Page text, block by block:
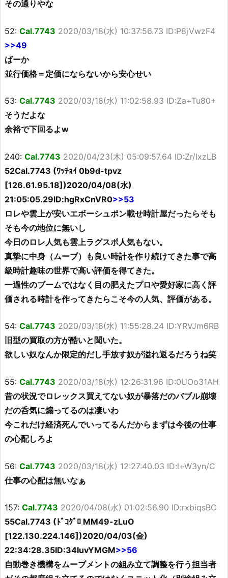
その通りやな
52: Cal.7743 2020/03/18(水) 10:37:56.73 ID:P8jVwzF4
>>49
ばーか
並行価格＝定価にならないから安心せい
53: Cal.7743 2020/03/18(水) 11:02:58.93 ID:Za+Tu80+
そうだよな
余裕で下回るよw
240: Cal.7743 2020/04/23(木) 05:09:57.64 ID:Zr/IxzLB
52Cal.7743 (ﾜｯﾁｮｲ 0b9d-tpvz
[126.61.95.18])2020/04/08(水)
21:05:05.29ID:hgRxCnVR0>>53
ロレや雲上が安いエボーシュポン載せ時計屋だったらそも
そも今の地位に無いし
今日のロレ人気も雲上ラグスポ人気もない。
真摯に中身（ムーブ）も良い時計を作り続けてきた事で高
級時計趣味の世界で高い評価を得てきた。
一過性のブームではなく目の肥えたプロや愛好家に高く評
価される時計を作ってきたらこそ今の人気、評価がある。
54: Cal.7743 2020/03/18(水) 11:55:28.24 ID:YRVJm6RB
旧型の買取の方が酷いと聞いた。
欲しい奴なんか限定的だし手放す奴が溢れ返るだろうね笑
55: Cal.7743 2020/03/18(水) 12:26:31.96 ID:0UOo31AH
昔の状況でロレックス買えてない奴が暴落だのバブル崩壊
だの呑気に煽ってるのは凄いわ
今これだけ経済死んでいってるんだからまずは今後の仕事
の心配しろよ
56: Cal.7743 2020/03/18(水) 12:27:40.03 ID:l+W3yn/C
仕事の心配は無いなぁ
157: Cal.7743 2020/04/08(水) 01:02:56.90 ID:rxbiqsBC
55Cal.7743 (ﾄﾞｺｸﾞﾛ MM49-zLuO
[122.130.224.146])2020/04/03(金)
22:34:28.35ID:34IuvYMGM>>56
自動巻き機構をムーブメントの組み立て調整を行う担当者